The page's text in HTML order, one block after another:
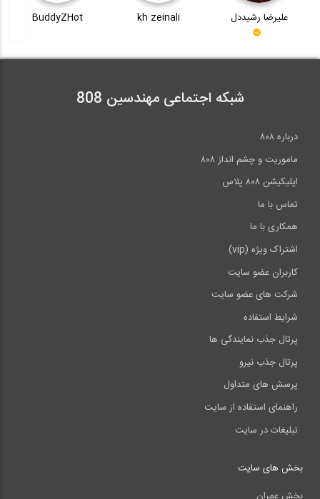
علیرضا رشیددل kh zeinali
BuddyZHot
شبکه اجتماعی مهندسین 808
درباره ۸۰۸
ماموریت و چشم انداز ۸۰۸
اپلیکیشن ۸۰۸ پلاس
تماس با ما
همکاری با ما
اشتراک ویژه (vip)
کاربران عضو سایت
شرکت های عضو سایت
شرایط استفاده
پرتال جذب نمایندگی ها
پرتال جذب نیرو
پرسش های متداول
راهنمای استفاده از سایت
تبلیغات در سایت
بخش های سایت